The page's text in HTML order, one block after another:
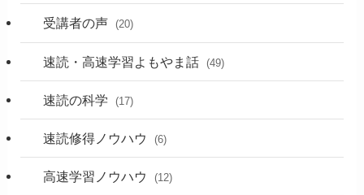
受講者の声 (20)
速読・高速学習よもやま話 (49)
速読の科学 (17)
速読修得ノウハウ (6)
高速学習ノウハウ (12)